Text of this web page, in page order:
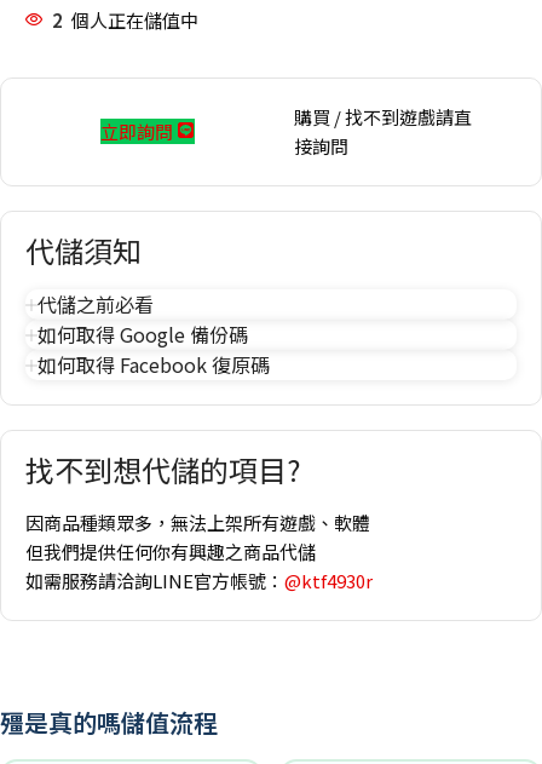
2 個人正在儲值中
立即詢問
購買 / 找不到遊戲請直
接詢問
代儲須知
代儲之前必看
如何取得 Google 備份碼
如何取得 Facebook 復原碼
找不到想代儲的項目?
因商品種類眾多，無法上架所有遊戲、軟體
但我們提供任何你有興趣之商品代儲
如需服務請洽詢LINE官方帳號： @ktf4930r
殭是真的嗎儲值流程